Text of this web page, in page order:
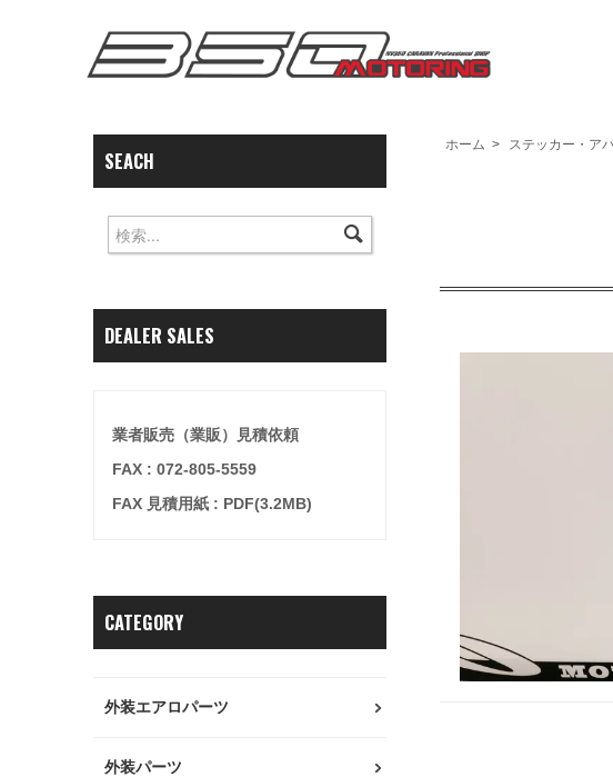
ホーム > ステッカー・ア
SEACH
DEALER SALES
業者販売（業販）見積依頼
FAX : 072-805-5559
FAX 見積用紙 : PDF(3.2MB)
CATEGORY
外装エアロパーツ
外装パーツ